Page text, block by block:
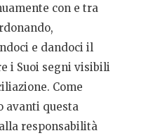
con e tra
e dandoci il
i Suoi segni visibili
Come
avanti questa
responsabilità